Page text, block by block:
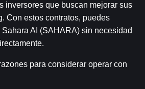
inversores que buscan mejorar sus
Con estos contratos, puedes
AI (SAHARA) sin necesidad
para considerar operar con